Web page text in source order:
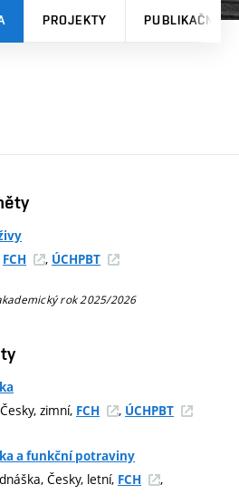
PROJEKTY PUBLIKAČNÍ
FCH , ÚCHPBT
rok 2025/2026
zimní, FCH , ÚCHPBT
a funkční potraviny
Česky, letní, FCH ,